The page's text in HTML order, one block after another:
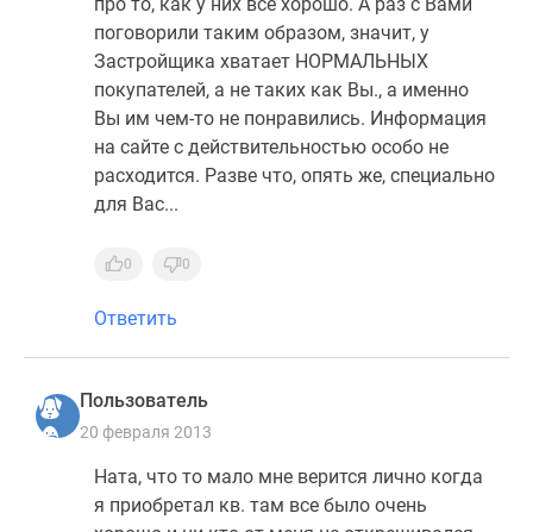
поговорили таким образом, значит, у
Застройщика хватает НОРМАЛЬНЫХ
покупателей, а не таких как Вы., а именно
Вы им чем-то не понравились. Информация
на сайте с действительностью особо не
расходится. Разве что, опять же, специально
для Вас...
0 0
Ответить
Пользователь
20 февраля 2013
Ната, что то мало мне верится лично когда
я приобретал кв. там все было очень